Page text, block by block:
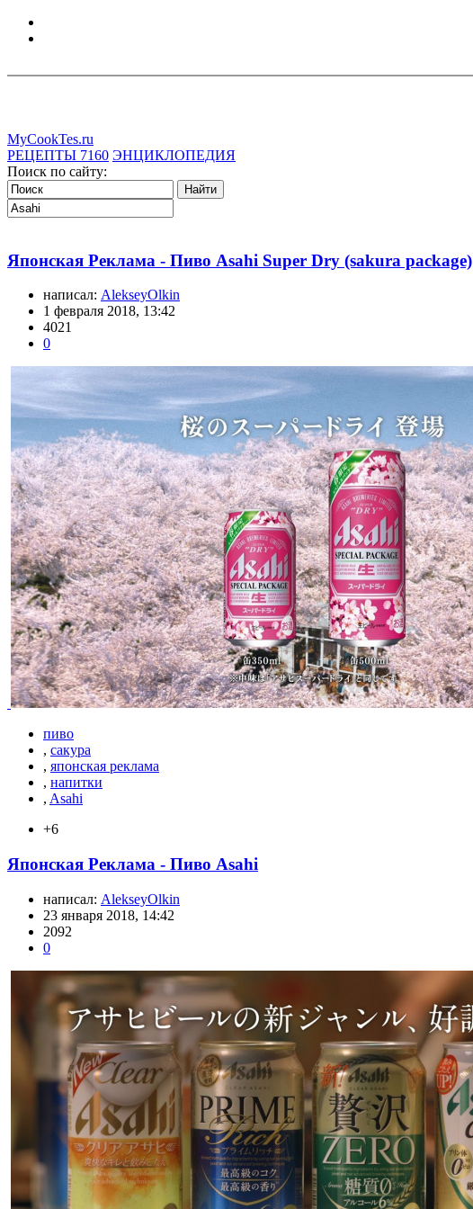
MyCookTes.ru
РЕЦЕПТЫ 7160 ЭНЦИКЛОПЕДИЯ
Поиск по сайту:
Японская Реклама - Пиво Asahi Super Dry (sakura package)
написал: AlekseyOlkin
1 февраля 2018, 13:42
4021
0
пиво
, сакура
, японская реклама
, напитки
, Asahi
+6
Японская Реклама - Пиво Asahi
написал: AlekseyOlkin
23 января 2018, 14:42
2092
0